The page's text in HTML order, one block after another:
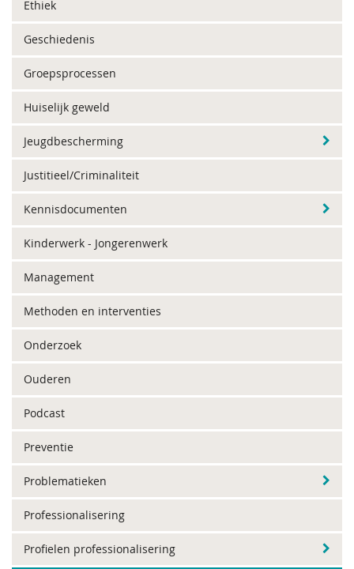
Ethiek
Geschiedenis
Groepsprocessen
Huiselijk geweld
Jeugdbescherming
Justitieel/Criminaliteit
Kennisdocumenten
Kinderwerk - Jongerenwerk
Management
Methoden en interventies
Onderzoek
Ouderen
Podcast
Preventie
Problematieken
Professionalisering
Profielen professionalisering